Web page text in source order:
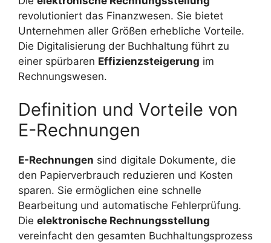
revolutioniert das Finanzwesen. Sie bietet
Unternehmen aller Größen erhebliche Vorteile.
Die Digitalisierung der Buchhaltung führt zu
einer spürbaren Effizienzsteigerung im
Rechnungswesen.
Definition und Vorteile von
E-Rechnungen
E-Rechnungen sind digitale Dokumente, die
den Papierverbrauch reduzieren und Kosten
sparen. Sie ermöglichen eine schnelle
Bearbeitung und automatische Fehlerprüfung.
Die elektronische Rechnungsstellung
vereinfacht den gesamten Buchhaltungsprozess